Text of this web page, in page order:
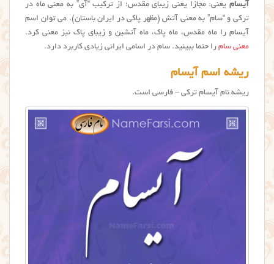
آیسام یعنی: مجازا یعنی زیبای مقدس؛ از ترکیب “آی” به معنی ماه در
ترکی و “سام” به معنی آتش (مظهر پاکی در ایران باستان). می توان اسم
آيسام را ماه مقدس، ماه پاک، ماه آتشین و زیبای پاک نیز معنی کرد.
معنی سام را حتما ببینید. سام در اسامی ایرانی زیادی کاربرد دارد.
ریشه اسم آیسام
ریشه نام آیسام ترکی – فارسی است.